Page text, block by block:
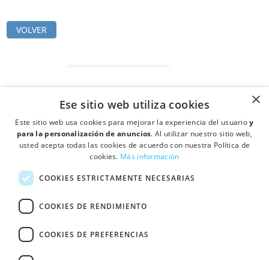
VOLVER
×
Ese sitio web utiliza cookies
Este sitio web usa cookies para mejorar la experiencia del usuarioy
para la personalización de anuncios. Al utilizar nuestro sitio web,
usted acepta todas las cookies de acuerdo con nuestra Política de
cookies. Más información
COOKIES ESTRICTAMENTE NECESARIAS
COOKIES DE RENDIMIENTO
COOKIES DE PREFERENCIAS